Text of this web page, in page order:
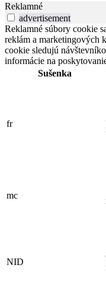
Reklamné
advertisement
Reklamné súbory cookie
reklám a marketingových
cookie sledujú
informácie na
Sušenka
fr
mc
NID